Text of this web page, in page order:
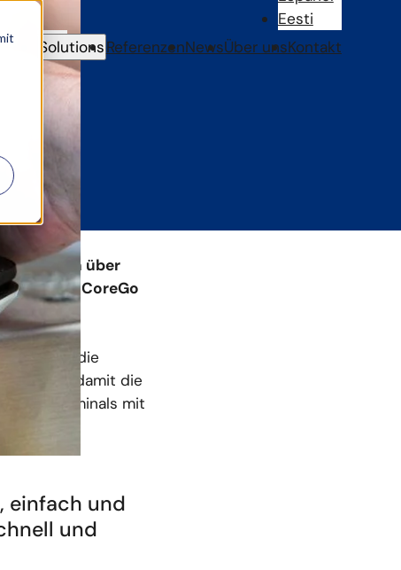
Eesti
SolutionsReferenzenNewsÜber unsKontakt
über
sich mit CoreGo
, wo es die
sorgte, damit die
mit
einfach und
und